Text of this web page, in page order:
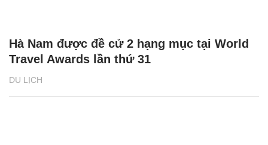
DU LỊCH
Hà Nam được đề cử 2 hạng mục tại World
Travel Awards lần thứ 31